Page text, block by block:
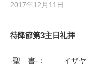
2017年12月11日
待降節第3主日礼拝
-聖 書-： イザヤ